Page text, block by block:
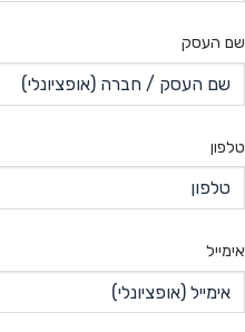
שם העסק
טלפון
אימייל